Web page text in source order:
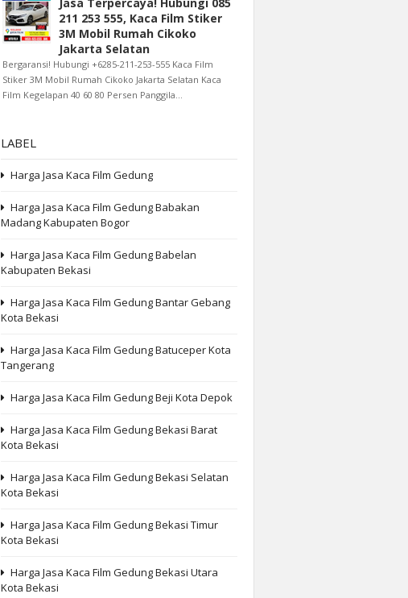
211 253 555, Kaca Film Stiker
3M Mobil Rumah Cikoko
Jakarta Selatan
Bergaransi! Hubungi +6285-211-253-555 Kaca Film
Stiker 3M Mobil Rumah Cikoko Jakarta Selatan Kaca
Film Kegelapan 40 60 80 Persen Panggila...
LABEL
Harga Jasa Kaca Film Gedung
Harga Jasa Kaca Film Gedung Babakan
Madang Kabupaten Bogor
Harga Jasa Kaca Film Gedung Babelan
Kabupaten Bekasi
Harga Jasa Kaca Film Gedung Bantar Gebang
Kota Bekasi
Harga Jasa Kaca Film Gedung Batuceper Kota
Tangerang
Harga Jasa Kaca Film Gedung Beji Kota Depok
Harga Jasa Kaca Film Gedung Bekasi Barat
Kota Bekasi
Harga Jasa Kaca Film Gedung Bekasi Selatan
Kota Bekasi
Harga Jasa Kaca Film Gedung Bekasi Timur
Kota Bekasi
Harga Jasa Kaca Film Gedung Bekasi Utara
Kota Bekasi